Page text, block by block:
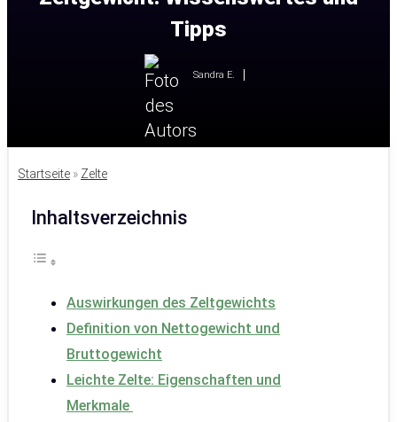
Tipps
Sandra E.
Startseite » Zelte
Inhaltsverzeichnis
Auswirkungen des Zeltgewichts
Definition von Nettogewicht und
Bruttogewicht
Leichte Zelte: Eigenschaften und
Merkmale